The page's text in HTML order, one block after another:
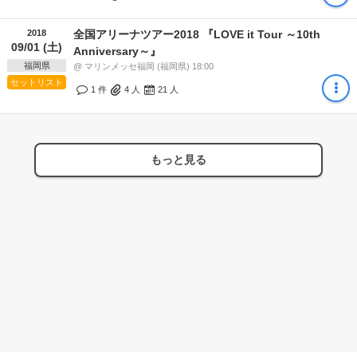
2018
09/01 (土)
福岡県
セットリスト
全国アリーナツアー2018 『LOVE it Tour ～10th
Anniversary～』
@ マリンメッセ福岡 (福岡県) 18:00
1 件 4 人 21 人
もっと見る